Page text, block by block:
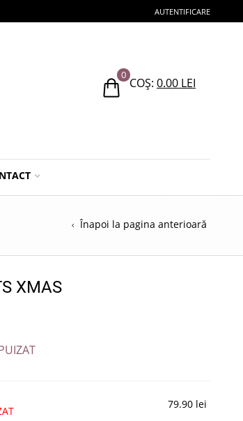
AUTENTIFICARE
0
COȘ: 0.00 LEI
Înapoi la pagina anterioară
XMAS
79.90 lei